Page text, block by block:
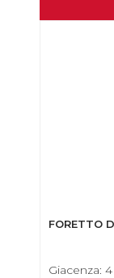
FORETTO
Giacenza: 4